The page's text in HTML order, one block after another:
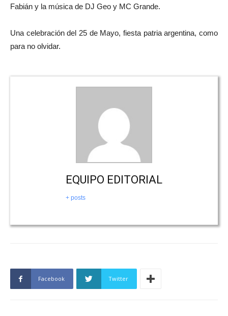
Fabián y la música de DJ Geo y MC Grande.
Una celebración del 25 de Mayo, fiesta patria argentina, como
para no olvidar.
EQUIPO EDITORIAL
+ posts
Facebook Twitter